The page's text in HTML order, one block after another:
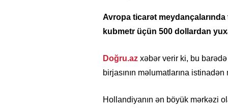
Avropa ticarət meydançalarında
kubmetr üçün 500 dollardan
Doğru.az xəbər verir ki, bu
birjasının məlumatlarına istinadən
Hollandiyanın ən böyük mərkəzi